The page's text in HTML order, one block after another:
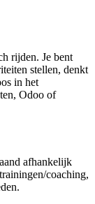
rijden. Je bent
stellen, denkt
in het
Odoo of
afhankelijk
coaching,